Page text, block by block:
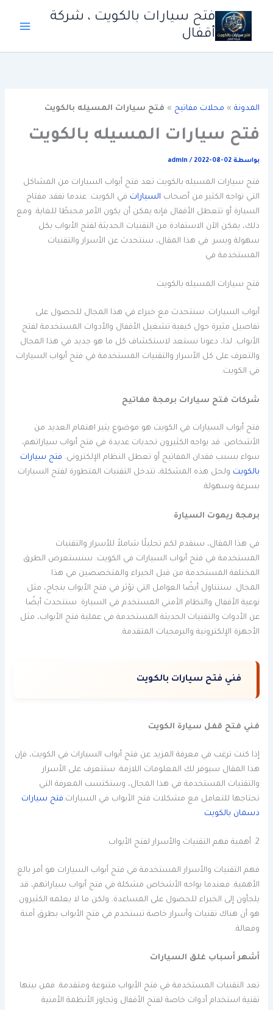
المحتوى
فتح سيارات بالكويت ، شركة
أقفال
المدونة » محلات مفاتيح » فتح سيارات المسيله بالكويت
فتح سيارات المسيله بالكويت
بواسطة admin/ 2022-08-02
فتح سيارات المسيله بالكويت تعد فتح أبواب السيارات من المشاكل
التي تواجه الكثير من أصحاب السيارات في الكويت. عندما تفقد مفتاح
السيارة أو تتعطل الأقفال فإنه يمكن أن يكون الأمر محبطًا للغاية. ومع
ذلك، يمكن الآن الاستفادة من التقنيات الحديثة لفتح الأبواب بكل
سهولة ويسر. في هذا المقال، سنتحدث عن الأسرار والتقنيات
المستخدمة في
فتح سيارات المسيله بالكويت
أبواب السيارات. سنتحدث مع خبراء في هذا المجال للحصول على
تفاصيل مثيرة حول كيفية تشغيل الأقفال والأدوات المستخدمة لفتح
الأبواب. لذا، دعونا نستعد لاستكشاف كل ما هو جديد في هذا المجال
والتعرف على كل الأسرار والتقنيات المستخدمة في فتح أبواب السيارات
في الكويت.
شركات فتح سيارات برمجة مفاتيح
فتح أبواب السيارات في الكويت هو موضوع يثير اهتمام العديد من
الأشخاص. قد يواجه الكثيرون تحديات عديدة في فتح أبواب سياراتهم،
سواء بسبب فقدان المفاتيح أو تعطل النظام الإلكتروني. فتح سيارات
بالكويت ولحل هذه المشكلة، تتدخل التقنيات المتطورة لفتح السيارات
بسرعة وسهولة.
برمجة ريموت السيارة
في هذا المقال، سنقدم لكم تحليلًا شاملاً للأسرار والتقنيات
المستخدمة في فتح أبواب السيارات في الكويت. سنستعرض الطرق
المختلفة المستخدمة من قبل الخبراء والمتخصصين في هذا
المجال. سنتناول أيضًا العوامل التي تؤثر في فتح الأبواب بنجاح، مثل
نوعية الأقفال والنظام الأمني المستخدم في السيارة. سنتحدث أيضًا
عن الأدوات والتقنيات الحديثة المستخدمة في عملية فتح الأبواب، مثل
الأجهزة الإلكترونية والبرمجيات المتقدمة.
فني فتح سيارات بالكويت
فني فتح قفل سيارة الكويت
إذا كنت ترغب في معرفة المزيد عن فتح أبواب السيارات في الكويت، فإن
هذا المقال سيوفر لك المعلومات اللازمة. ستتعرف على الأسرار
والتقنيات المستخدمة في هذا المجال، وستكتسب المعرفة التي
تحتاجها للتعامل مع مشكلات فتح الأبواب في السيارات.فتح سيارات
دسمان بالكويت
2. أهمية فهم التقنيات والأسرار لفتح الأبواب
فهم التقنيات والأسرار المستخدمة في فتح أبواب السيارات هو أمر بالغ
الأهمية. فعندما يواجه الأشخاص مشكلة في فتح أبواب سياراتهم، قد
يلجأون إلى الخبراء للحصول على المساعدة. ولكن ما لا يعلمه الكثيرون
هو أن هناك تقنيات وأسرار خاصة تستخدم في فتح الأبواب بطرق آمنة
وفعالة.
أشهر أسباب غلق السيارات
تعد التقنيات المستخدمة في فتح الأبواب متنوعة ومتقدمة. فمن بينها
تقنية استخدام أدوات خاصة لفتح الأقفال وتجاوز الأنظمة الأمنية